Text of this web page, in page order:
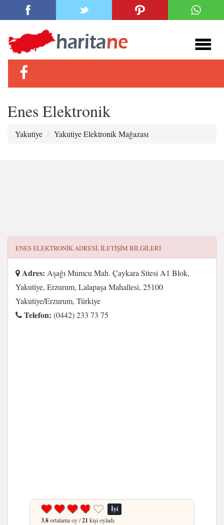
Enes Elektronik
Yakutiye Yakutiye Elektronik Mağazası
ENES ELEKTRONIKADRESI, ILETIŞIM BILGILERI
Adres: Aşağı Mumcu Mah. Çaykara Sitesi A1 Blok,
Yakutiye, Erzurum, Lalapaşa Mahallesi, 25100
Yakutiye/Erzurum, Türkiye
Telefon: (0442) 233 73 75
İyi
3.8ortalama oy /21 kişi oyladı.